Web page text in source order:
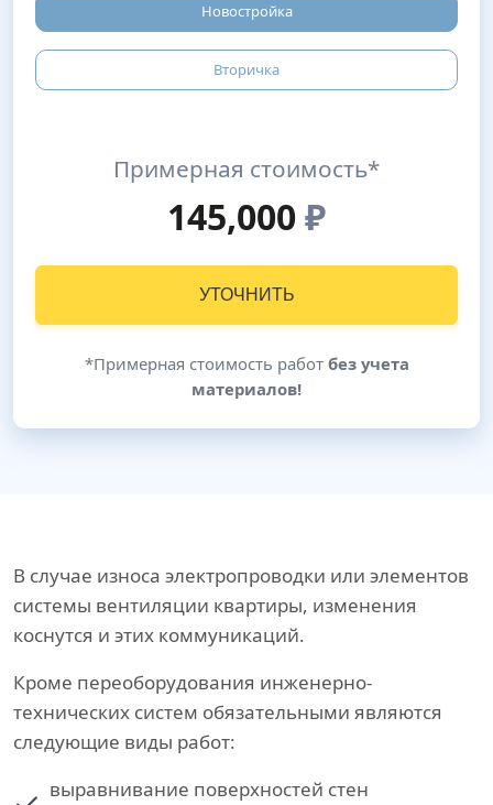
Новостройка
Вторичка
Примерная стоимость*
145,000₽
УТОЧНИТЬ
*Примерная стоимость работ без учета
материалов!
В случае износа электропроводки или элементов
системы вентиляции квартиры, изменения
коснутся и этих коммуникаций.
Кроме переоборудования инженерно-
технических систем обязательными являются
следующие виды работ:
выравнивание поверхностей стен